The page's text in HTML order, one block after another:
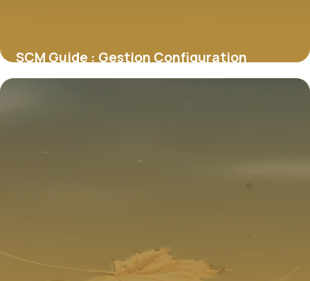
SCM Guide : Gestion Configuration
Logicielle 2026